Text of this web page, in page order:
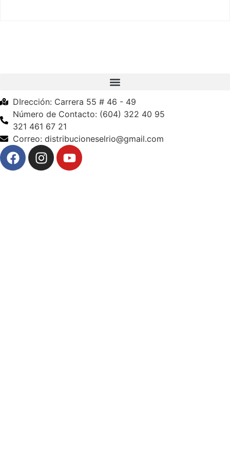
DIrección: Carrera 55 # 46 - 49
Número de Contacto: (604) 322 40 95
321 461 67 21
Correo: distribucioneselrio@gmail.com